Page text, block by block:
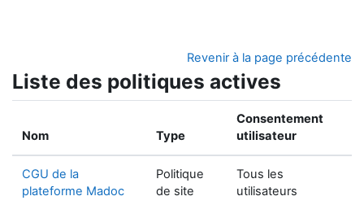
Revenir à la page précédente
Liste des politiques actives
Nom Type
Consentement
utilisateur
CGU de la
plateforme Madoc
Politique
de site
Tous les
utilisateurs